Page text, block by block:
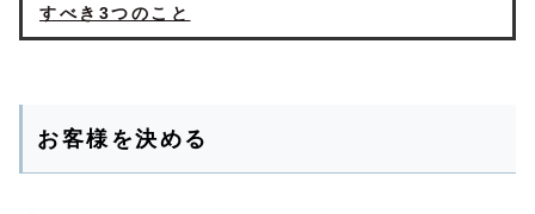
すべき3つのこと
お客様を決める